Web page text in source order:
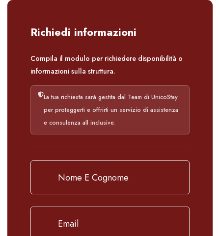
Richiedi informazioni
Compila il modulo per richiedere disponibilità o
informazioni sulla struttura.
La tua richiesta sarà gestita dal Team di UnicoStay
per proteggerti e offrirti un servizio di assistenza
e consulenza all inclusive.